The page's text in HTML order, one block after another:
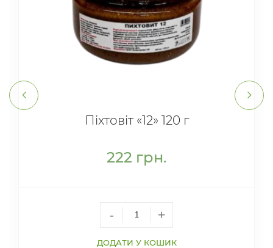
Піхтовіт «12» 120 г
222 грн.
- +
ДОДАТИ У КОШИК